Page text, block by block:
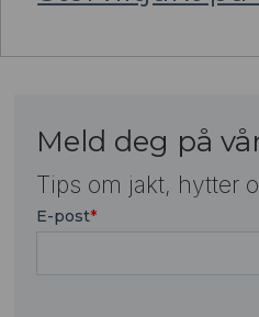
Meld deg på
Tips om jakt, hytter